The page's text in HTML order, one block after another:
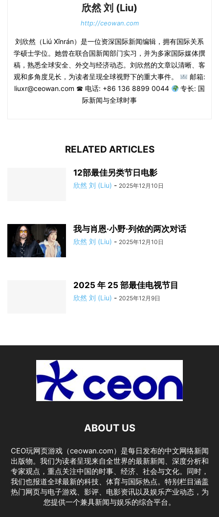
欣然 刘 (Liu)
http://ceowan.com
刘欣然（Liú Xīnrán）是一位资深国际新闻编辑，拥有国际关系
学硕士学位。她曾在联合国新闻部门实习，并为多家国际媒体撰
稿，熟悉全球安全、外交与经济动态。刘欣然的文章以清晰、客
观和多角度见长，为读者呈现全球视野下的重大事件。
邮箱:
liuxr@ceowan.com ☎ 电话: +86 136 8899 0044
专长: 国
际新闻与全球时事
RELATED ARTICLES
12部最佳另类节日电影
欣然 刘 (Liu) - 2025年12月10日
我与肖恩·小野·列侬的两次对话
欣然 刘 (Liu) - 2025年12月10日
2025 年 25 部最佳电视节目
欣然 刘 (Liu) - 2025年12月9日
ABOUT US
CEO玩网页游戏（ceowan.com）是每日发布的中文网络新闻
出版物。我们为读者呈现来自全世界的最新新闻、深度分析和
专家观点，重点关注中国的时事、经济、社会与文化。同时，
我们也报道全球最新的科技、体育与国际热点。特别栏目涵盖
热门网页与电子游戏、影评、电影资讯以及娱乐产业动态，为
您提供一个兼具新闻与娱乐的综合平台。